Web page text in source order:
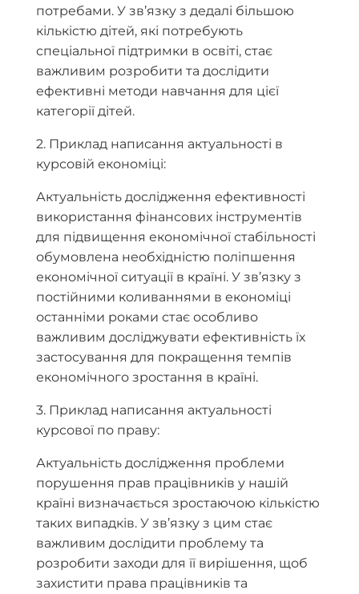
потребами. У зв’язку з дедалі більшою
кількістю дітей, які потребують
спеціальної підтримки в освіті, стає
важливим розробити та дослідити
ефективні методи навчання для цієї
категорії дітей.
2. Приклад написання актуальності в
курсовій економіці:
Актуальність дослідження ефективності
використання фінансових інструментів
для підвищення економічної стабільності
обумовлена необхідністю поліпшення
економічної ситуації в країні. У зв’язку з
постійними коливаннями в економіці
останніми роками стає особливо
важливим досліджувати ефективність їх
застосування для покращення темпів
економічного зростання в країні.
3. Приклад написання актуальності
курсової по праву:
Актуальність дослідження проблеми
порушення прав працівників у нашій
країні визначається зростаючою кількістю
таких випадків. У зв’язку з цим стає
важливим дослідити проблему та
розробити заходи для її вирішення, щоб
захистити права працівників та